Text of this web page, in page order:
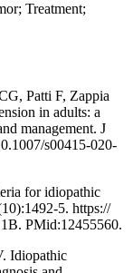
Treatment;
Patti F, Zappia
in adults: a
management. J
s00415-020-
for idiopathic
5. https://
PMid:12455560.
Idiopathic